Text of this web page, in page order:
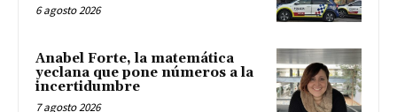
6 agosto 2026
Anabel Forte, la matemática
yeclana que pone números a la
incertidumbre
7 agosto 2026